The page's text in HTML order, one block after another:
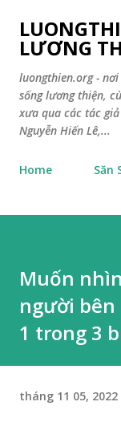
LƯƠNG
luongthien.org -
sống lương thiện,
xưa qua các tác
Nguyễn Hiến Lê,...
Home Săn
Muốn
người bên
1 trong 3
tháng 11 05, 2022